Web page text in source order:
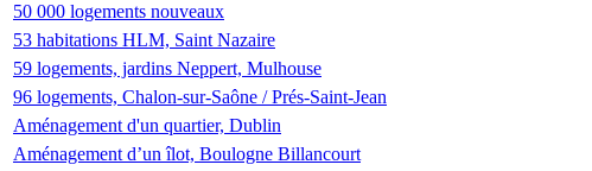
50 000 logements nouveaux
53 habitations HLM, Saint Nazaire
59 logements, jardins Neppert, Mulhouse
96 logements, Chalon-sur-Saône / Prés-Saint-Jean
Aménagement d'un quartier, Dublin
Aménagement d’un îlot, Boulogne Billancourt